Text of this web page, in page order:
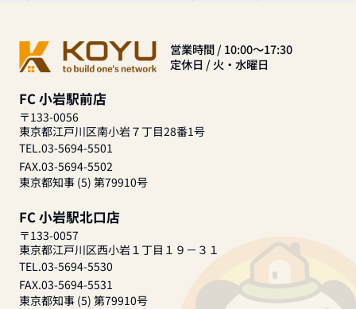
営業時間 / 10:00～17:30
定休日 / 火・水曜日
FC 小岩駅前店
〒133-0056
東京都江戸川区南小岩７丁目28番1号
TEL.03-5694-5501
FAX.03-5694-5502
東京都知事 (5) 第79910号
FC 小岩駅北口店
〒133-0057
東京都江戸川区西小岩１丁目１９－３１
TEL.03-5694-5530
FAX.03-5694-5531
東京都知事 (5) 第79910号